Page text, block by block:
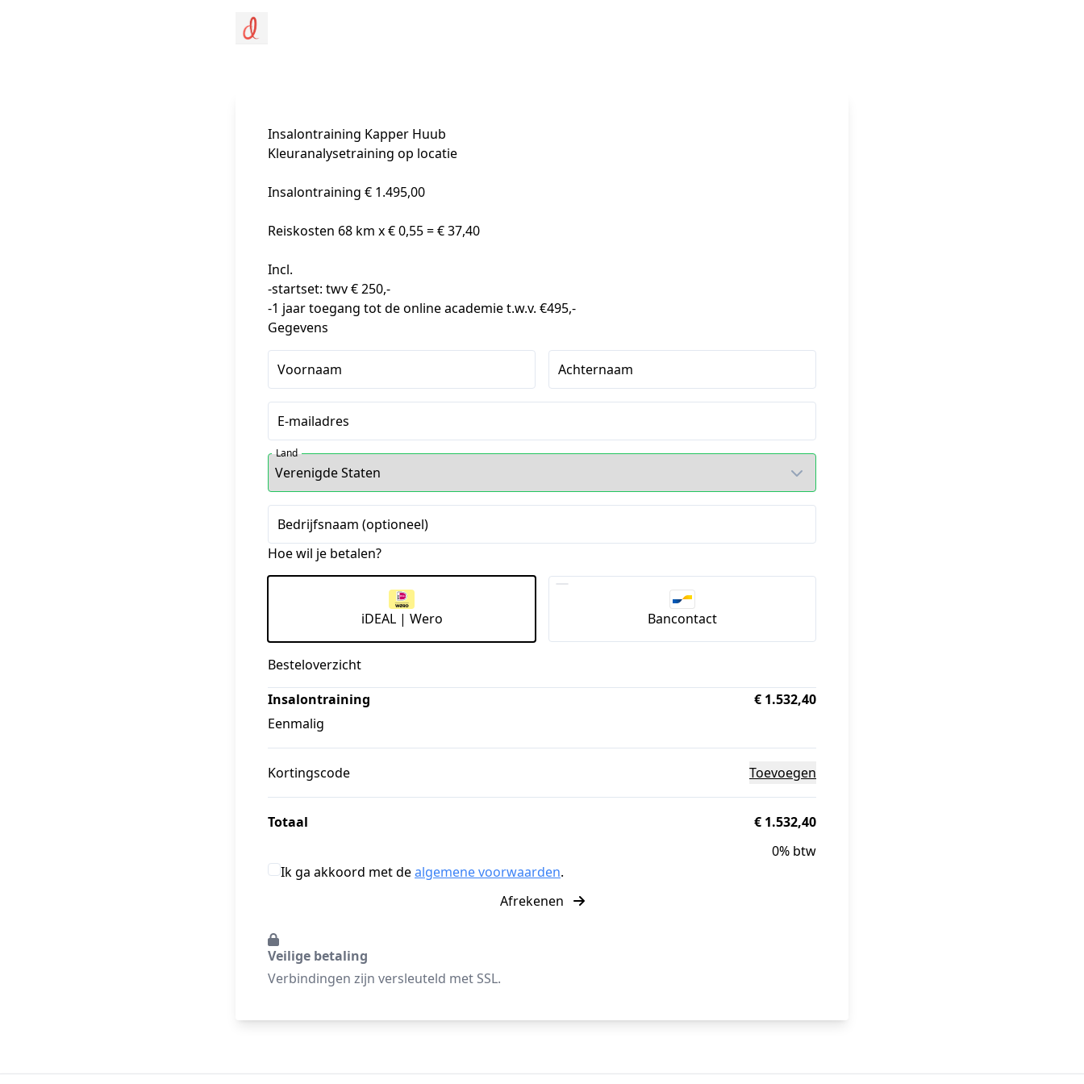
Insalontraining Kapper Huub
Kleuranalysetraining op locatie
Insalontraining € 1.495,00
Reiskosten 68 km x € 0,55 = € 37,40
Incl.
-startset: twv € 250,-
-1 jaar toegang tot de online academie t.w.v. €495,-
Gegevens
Voornaam Achternaam
E-mailadres
Land
Bedrijfsnaam (optioneel)
Hoe wil je betalen?
iDEAL | Wero Bancontact
Besteloverzicht
Insalontraining
Eenmalig
€ 1.532,40
Kortingscode Toevoegen
Totaal
€ 1.532,40
0% btw
Ik ga akkoord met dealgemene voorwaarden.
Afrekenen
Veilige betaling
Verbindingen zijn versleuteld met SSL.